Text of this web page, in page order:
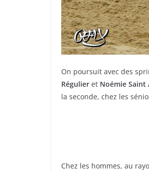
On poursuit avec des
Régulier et Noémie Saint
la seconde, chez les
Chez les hommes, au